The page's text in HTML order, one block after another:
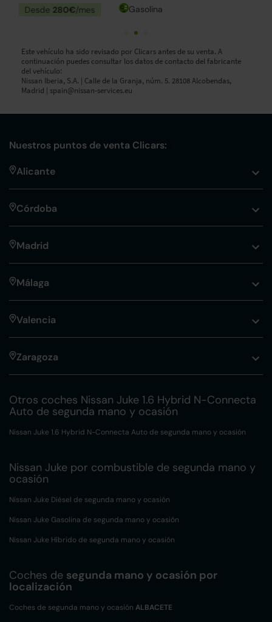
Gasolina
Este vehículo ha sido revisado por Clicars antes de su venta. A
continuación puedes consultar los datos de contacto del fabricante
del vehículo:
Nissan Iberia, S.A. | Calle de la Granja, núm. 5. 28108 Alcobendas,
Madrid | spain@nissan-services.eu
Nuestros puntos de venta Clicars:
Alicante
Córdoba
Madrid
Málaga
Valencia
Zaragoza
Otros coches Nissan Juke 1.6 Hybrid N-Connecta
Auto de segunda mano y ocasión
Nissan Juke 1.6 Hybrid N-Connecta Auto de segunda mano y ocasión
Nissan Juke por combustible de segunda mano y
ocasión
Nissan Juke Diésel de segunda mano y ocasión
Nissan Juke Gasolina de segunda mano y ocasión
Nissan Juke Híbrido de segunda mano y ocasión
Coches de segunda mano y ocasión por
localización
Coches de segunda mano y ocasión ALBACETE